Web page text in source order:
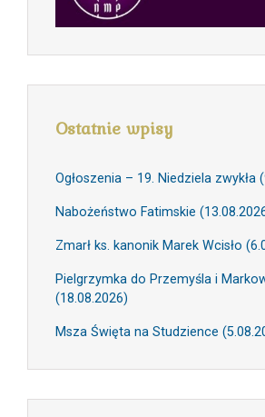
Ostatnie wpisy
Ogłoszenia – 19. Niedziela zwykła
Nabożeństwo Fatimskie
Zmarł ks. kanonik Marek Wcisło
Pielgrzymka do Przemyśla i
(18.08.2026)
Msza Święta na Studzience